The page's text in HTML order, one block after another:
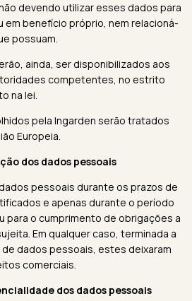
devendo utilizar esses dados para
em benefício próprio, nem relacioná-
possuam.
ainda, ser disponibilizados aos
competentes, no estrito
na lei.
pela Ingarden serão tratados
Europeia.
dos dados pessoais
pessoais durante os prazos de
e apenas durante o período
para o cumprimento de obrigações a
Em qualquer caso, terminada a
dados pessoais, estes deixaram
comerciais.
dos dados pessoais